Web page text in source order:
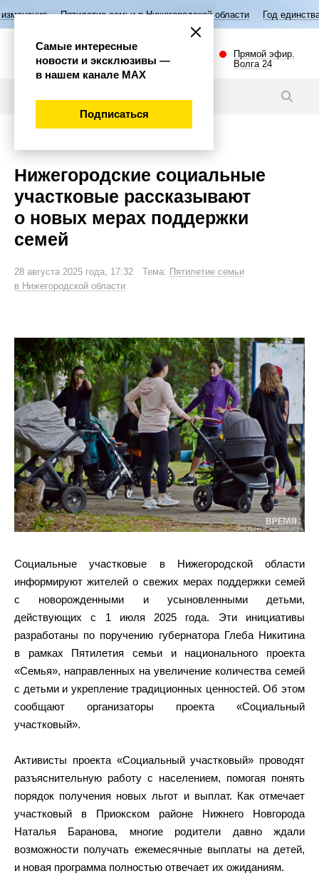
Пятилетие семьи в Нижегородской области Год единства народов
Прямой эфир.
Волга 24
Нижегородские социальные
участковые рассказывают
о новых мерах поддержки
семей
28 августа 2025 года, 17:32 Тема: Пятилетие семьи
в Нижегородской области
Социальные участковые в Нижегородской области
информируют жителей о свежих мерах поддержки семей
с новорожденными и усыновленными детьми,
действующих с 1 июля 2025 года. Эти инициативы
разработаны по поручению губернатора Глеба Никитина
в рамках Пятилетия семьи и национального проекта
«Семья», направленных на увеличение количества семей
с детьми и укрепление традиционных ценностей. Об этом
сообщают организаторы проекта «Социальный
участковый».
Активисты проекта «Социальный участковый» проводят
разъяснительную работу с населением, помогая понять
порядок получения новых льгот и выплат. Как отмечает
участковый в Приокском районе Нижнего Новгорода
Наталья Баранова, многие родители давно ждали
возможности получать ежемесячные выплаты на детей,
и новая программа полностью отвечает их ожиданиям.
Самые интересные
новости и эксклюзивы —
в нашем канале МАХ
Подписаться